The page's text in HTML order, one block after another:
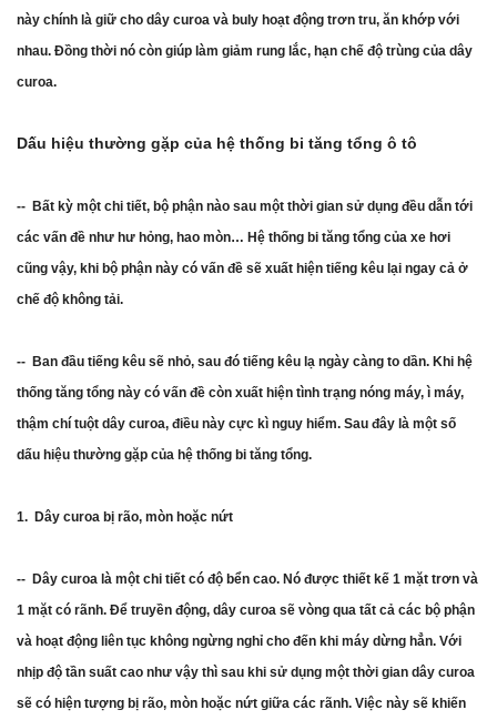
này chính là giữ cho dây curoa và buly hoạt động trơn tru, ăn khớp với
nhau. Đồng thời nó còn giúp làm giảm rung lắc, hạn chế độ trùng của dây
curoa.
Dấu hiệu thường gặp của hệ thống bi tăng tổng ô tô
-- Bất kỳ một chi tiết, bộ phận nào sau một thời gian sử dụng đều dẫn tới
các vấn đề như hư hỏng, hao mòn… Hệ thống bi tăng tổng của xe hơi
cũng vậy, khi bộ phận này có vấn đề sẽ xuất hiện tiếng kêu lại ngay cả ở
chế độ không tải.
-- Ban đầu tiếng kêu sẽ nhỏ, sau đó tiếng kêu lạ ngày càng to dần. Khi hệ
thống tăng tổng này có vấn đề còn xuất hiện tình trạng nóng máy, ì máy,
thậm chí tuột dây curoa, điều này cực kì nguy hiểm. Sau đây là một số
dấu hiệu thường gặp của hệ thống bi tăng tổng.
1. Dây curoa bị rão, mòn hoặc nứt
-- Dây curoa là một chi tiết có độ bển cao. Nó được thiết kế 1 mặt trơn và
1 mặt có rãnh. Để truyền động, dây curoa sẽ vòng qua tất cả các bộ phận
và hoạt động liên tục không ngừng nghỉ cho đến khi máy dừng hẳn. Với
nhịp độ tần suất cao như vậy thì sau khi sử dụng một thời gian dây curoa
sẽ có hiện tượng bị rão, mòn hoặc nứt giữa các rãnh. Việc này sẽ khiến